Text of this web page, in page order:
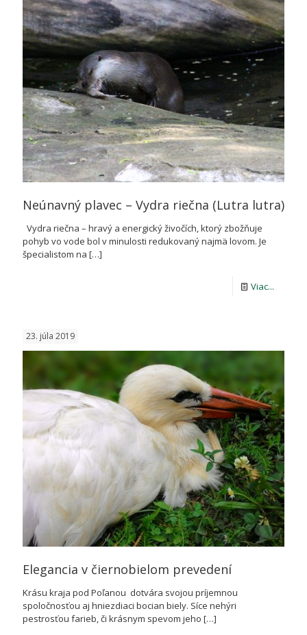
koreňmi
Neúnavný plavec – Vydra riečna (Lutra lutra)
Vydra riečna – hravý a energický živočích, ktorý zbožňuje
pohyb vo vode bol v minulosti redukovaný najmä lovom. Je
špecialistom na […]
Viac...
riečna
(Lutra
lutra)
23. júla 2019
Elegancia v čiernobielom prevedení
Krásu kraja pod Poľanou dotvára svojou príjemnou
spoločnosťou aj hniezdiaci bocian biely. Síce nehýri
pestrosťou farieb, či krásnym spevom jeho […]